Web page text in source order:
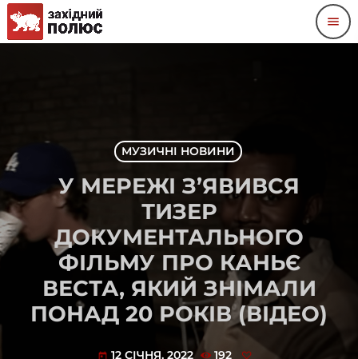
menu
МУЗИЧНІ НОВИНИ
У МЕРЕЖІ З’ЯВИВСЯ
ТИЗЕР
ДОКУМЕНТАЛЬНОГО
ФІЛЬМУ ПРО КАНЬЄ
ВЕСТА, ЯКИЙ ЗНІМАЛИ
ПОНАД 20 РОКІВ (ВІДЕО)
today 12 СІЧНЯ, 2022 192